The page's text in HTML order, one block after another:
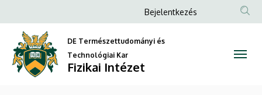
Fizikai
Tanszék
a
tartalomra
Anonim
fiók
menüje
Bejelentkezés
DE Természettudományi és
Technológiai Kar
Fizikai Intézet